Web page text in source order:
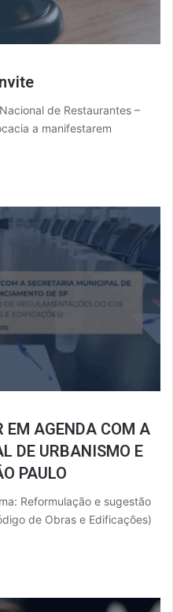
de Restaurantes –
a manifestarem
EM AGENDA COM A
DE URBANISMO E
PAULO
Reformulação e sugestão
de Obras e Edificações)